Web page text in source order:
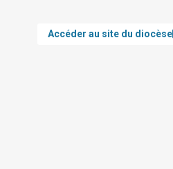
Accéder au site du diocèse